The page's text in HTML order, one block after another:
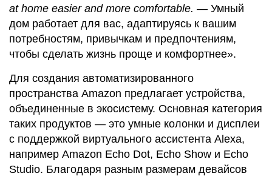
at home easier and more comfortable. — Умный
дом работает для вас, адаптируясь к вашим
потребностям, привычкам и предпочтениям,
чтобы сделать жизнь проще и комфортнее».
Для создания автоматизированного
пространства Amazon предлагает устройства,
объединенные в экосистему. Основная категория
таких продуктов — это умные колонки и дисплеи
с поддержкой виртуального ассистента Alexa,
например Amazon Echo Dot, Echo Show и Echo
Studio. Благодаря разным размерам девайсов